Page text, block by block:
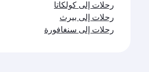
رحلات إلى كولكاتا
رحلات إلى بيرث
رحلات إلى سنغافورة